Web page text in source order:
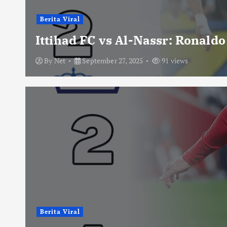
Berita Viral
Ittihad FC vs Al-Nassr:
ByNet September 27, 2025 91 views
Berita Viral